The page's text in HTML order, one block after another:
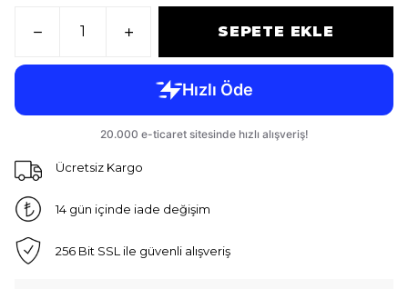
SEPETE EKLE
Ücretsiz Kargo
14 gün içinde iade değişim
256 Bit SSL ile güvenli alışveriş